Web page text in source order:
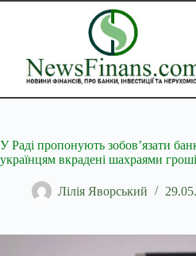
Перейти
У Раді пропонують зобов’язати
українцям вкрадені шахраями гроші
Лілія Яворський